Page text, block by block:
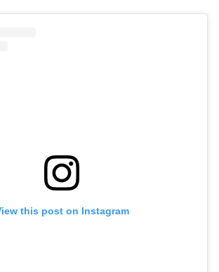
this post on Instagram